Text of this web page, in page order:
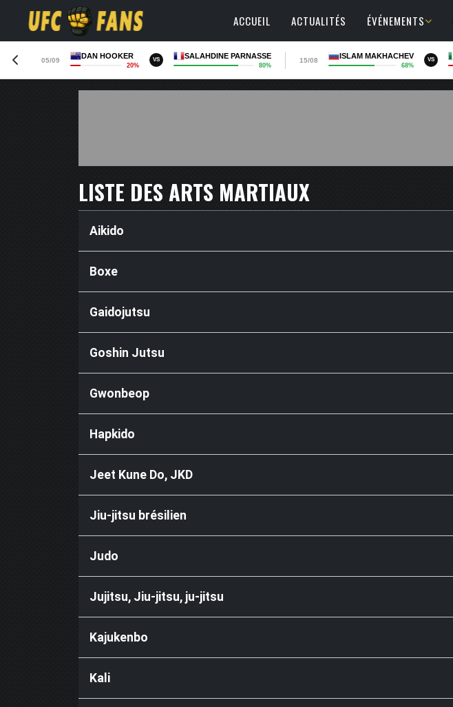
ACCUEIL ACTUALITÉS ÉVÉNEMENTS
05/09
DAN HOOKER
20%
VS SALAHDINE PARNASSE
80%
15/08
ISLAM MAKHACHEV
68%
VS
LISTE DES ARTS MARTIAUX
Aikido
Boxe
Gaidojutsu
Goshin Jutsu
Gwonbeop
Hapkido
Jeet Kune Do, JKD
Jiu-jitsu brésilien
Judo
Jujitsu, Jiu-jitsu, ju-jitsu
Kajukenbo
Kali